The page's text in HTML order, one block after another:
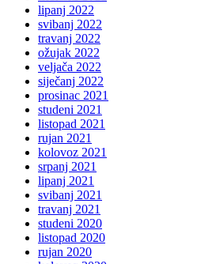
lipanj 2022
svibanj 2022
travanj 2022
ožujak 2022
veljača 2022
siječanj 2022
prosinac 2021
studeni 2021
listopad 2021
rujan 2021
kolovoz 2021
srpanj 2021
lipanj 2021
svibanj 2021
travanj 2021
studeni 2020
listopad 2020
rujan 2020